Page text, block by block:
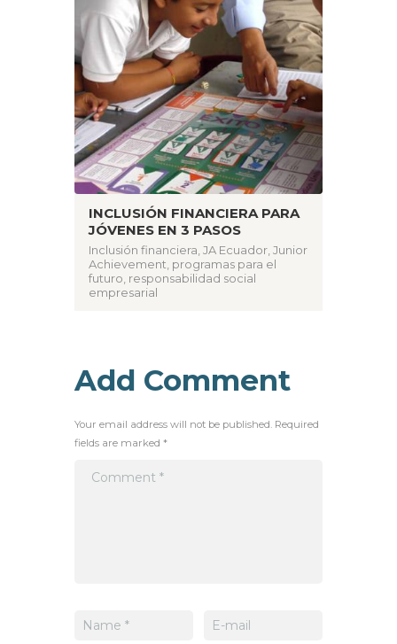
INCLUSIÓN FINANCIERA PARA
JÓVENES EN 3 PASOS
Inclusión financiera ,JA Ecuador ,Junior
Achievement programas para el
futuro responsabilidad social
empresarial
Add Comment
Your email address will not be published. Required
fields are marked *